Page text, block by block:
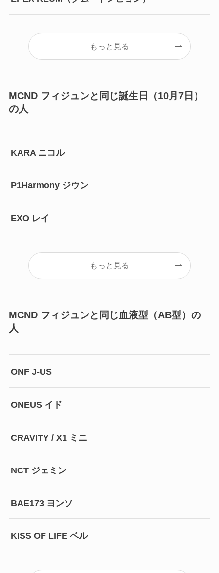
もっと見る
MCND フィジュンと同じ誕生日（10月7日）
の人
KARA ニコル
P1Harmony ジウン
EXO レイ
もっと見る
MCND フィジュンと同じ血液型（AB型）の
人
ONF J-US
ONEUS イド
CRAVITY / X1 ミニ
NCT ジェミン
BAE173 ヨンソ
KISS OF LIFE ベル